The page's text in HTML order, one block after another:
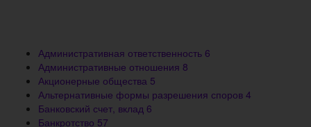
Административная ответственность 6
Административные отношения 8
Акционерные общества 5
Альтернативные формы разрешения споров 4
Банковский счет, вклад 6
Банкротство 57